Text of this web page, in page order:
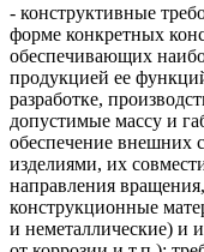
- конструктивные
форме конкретных
обеспечивающих
продукцией ее
разработке,
допустимые массу и
обеспечение внешних
изделиями, их
направления
конструкционные
и неметаллические) и